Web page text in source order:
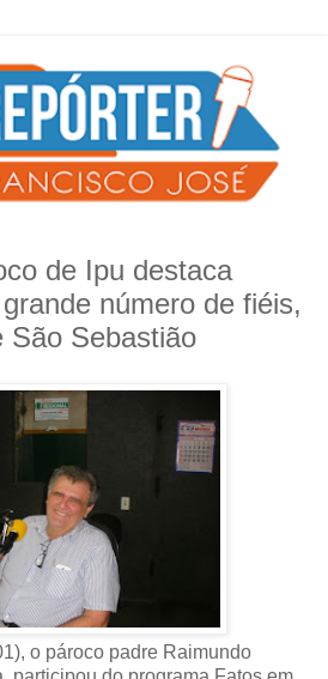
de Ipu destaca
número de fiéis,
São Sebastião
o pároco padre Raimundo